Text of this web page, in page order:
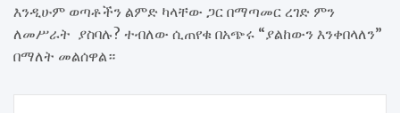
እንዲሁም ወጣቶችን ልምድ ካላቸው ጋር በማጣመር ረገድ ምን
ለመሥራት ያስባሉ? ተብለው ሲጠየቁ በአጭሩ “ያልከውን እንቀበላለን”
በማለት መልሰዋል።